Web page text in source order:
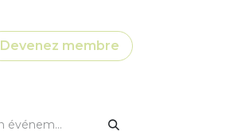
Devenez membre